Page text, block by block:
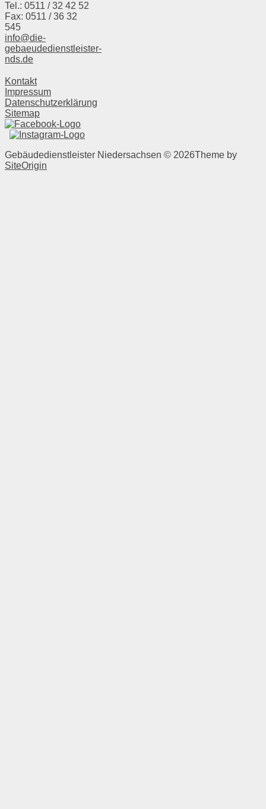
Tel.: 0511 / 32 42 52
Fax: 0511 / 36 32
545
info@die-
gebaeudedienstleister-
nds.de
Kontakt
Impressum
Datenschutzerklärung
Sitemap
Gebäudedienstleister Niedersachsen © 2026Theme by
SiteOrigin